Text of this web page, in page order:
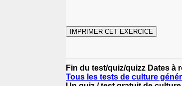
Fin du test/quiz/quizz Dates à
Tous les tests de culture